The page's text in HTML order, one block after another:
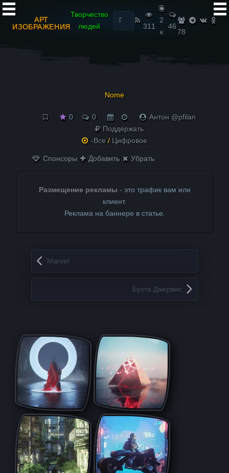
АРТ
ИЗОБРАЖЕНИЯ
Творчество
людей
Найти:
311
2
к
46
78
Nome
0 0
Антон @pfilan
Поддержать
-Все / Цифровое
Спонсоры Добавить Убрать
Размещение рекламы - это трафик вам или
клиент.
Реклама на баннере в статье.
Запись навигация
Marvel
Бухта Джервис